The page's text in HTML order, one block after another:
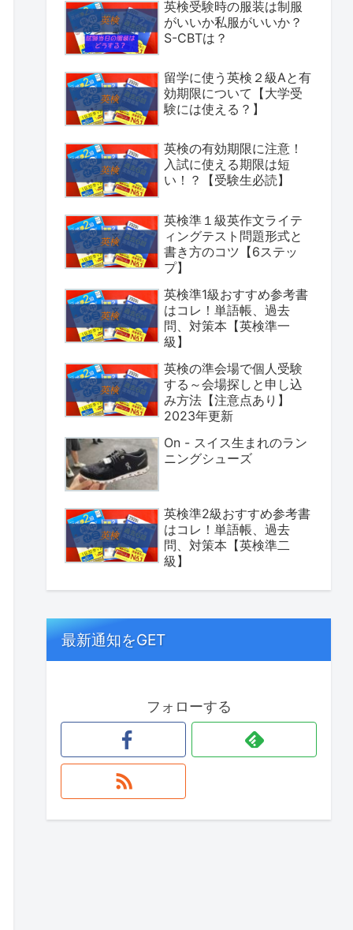
英検受験時の服装は制服
がいいか私服がいいか？
S-CBTは？
留学に使う英検２級Aと有
効期限について【大学受
験には使える？】
英検の有効期限に注意！
入試に使える期限は短
い！？【受験生必読】
英検準１級英作文ライテ
ィングテスト問題形式と
書き方のコツ【6ステッ
プ】
英検準1級おすすめ参考書
はコレ！単語帳、過去
問、対策本【英検準一
級】
英検の準会場で個人受験
する～会場探しと申し込
み方法【注意点あり】
2023年更新
On - スイス生まれのラン
ニングシューズ
英検準2級おすすめ参考書
はコレ！単語帳、過去
問、対策本【英検準二
級】
最新通知をGET
フォローする